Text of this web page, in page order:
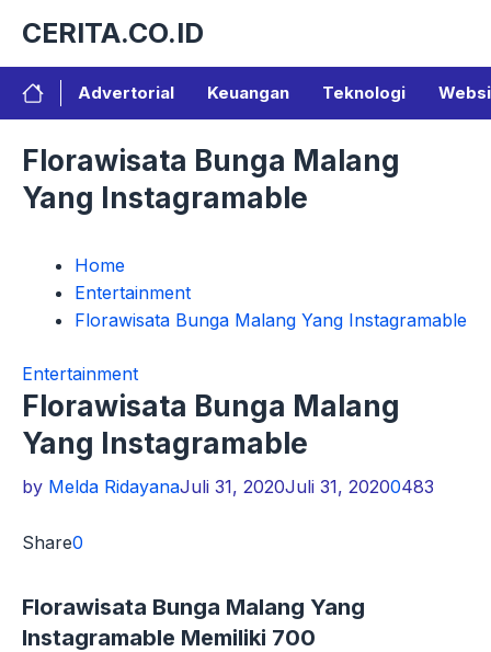
isi
CERITA.CO.ID
Advertorial Keuangan Teknologi
Florawisata Bunga Malang
Yang Instagramable
Home
Entertainment
Florawisata Bunga Malang Yang Instagramable
Entertainment
Florawisata Bunga Malang
Yang Instagramable
by Melda RidayanaJuli 31, 2020Juli 31, 20200483
Share0
Florawisata Bunga Malang Yang
Instagramable Memiliki 700